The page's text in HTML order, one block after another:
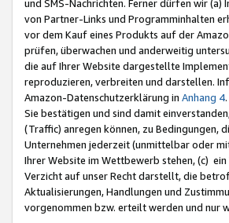
und SMS-Nachrichten. Ferner dürfen wir
von Partner-Links und Programminhalten
vor dem Kauf eines Produkts auf der
prüfen, überwachen und anderweitig
die auf Ihrer Website dargestellte
reproduzieren, verbreiten und darstellen.
Amazon-Datenschutzerklärung in Anhang 4.
Sie bestätigen und sind damit
(Traffic) anregen können, zu Bedingungen,
Unternehmen jederzeit (unmittelbar oder
Ihrer Website im Wettbewerb stehen, (c)
Verzicht auf unser Recht darstellt, die
Aktualisierungen, Handlungen und
vorgenommen bzw. erteilt werden und nur